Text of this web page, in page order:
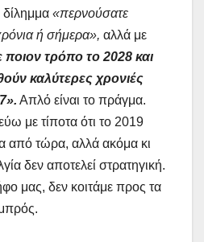
«περνούσατε
ή σήμερα», αλλά με
ποιον τρόπο το 2028 και
καλύτερες χρονιές
Απλό είναι το πράγμα.
με τίποτα ότι το 2019
από τώρα, αλλά ακόμα κι
δεν αποτελεί στρατηγική.
μας, δεν κοιτάμε προς τα